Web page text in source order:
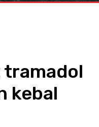
tramadol
kebal